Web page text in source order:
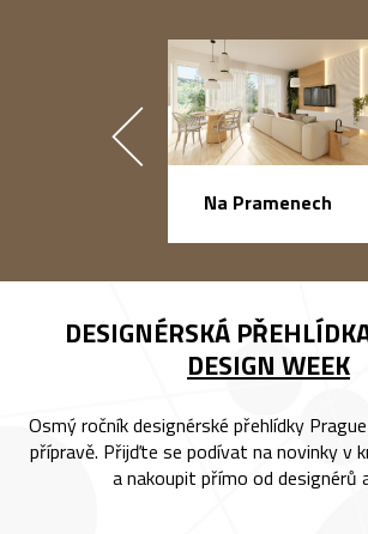
Na Pramenech
DESIGNÉRSKÁ
DESIGN WEEK
Osmý ročník designérské přehlídky
přípravě. Přijďte se podívat na novinky v
a nakoupit přímo od designérů